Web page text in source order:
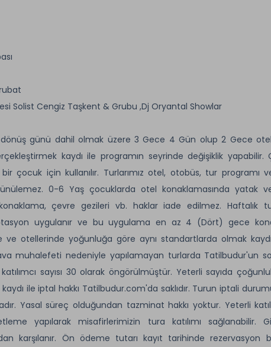
Solist Cengiz Taşkent & Grubu ,Dj Oryantal Showlar
günü dahil olmak üzere 3 Gece 4 Gün olup 2 Gece otel
kaydı ile programın seyrinde değişiklik yapabilir.
bir çocuk için kullanılır. Turlarımız otel, otobüs, tur
0-6 Yaş çocuklarda otel konaklamasında yatak
konaklama, çevre gezileri vb. haklar iade edilmez. Haftalık
uygulanır ve bu uygulama en az 4 (Dört) gece
ve otellerinde yoğunluğa göre aynı standartlarda olmak
muhalefeti nedeniyle yapılamayan turlarda Tatilbudur'un
sayısı 30 olarak öngörülmüştür. Yeterli sayıda
ile iptal hakkı Tatilbudur.com'da saklıdır. Turun iptali
Yasal süreç olduğundan tazminat hakkı yoktur. Yeterli
yapılarak misafirlerimizin tura katılımı sağlanabilir.
karşılanır. Ön ödeme tutarı kayıt tarihinde rezervasyon